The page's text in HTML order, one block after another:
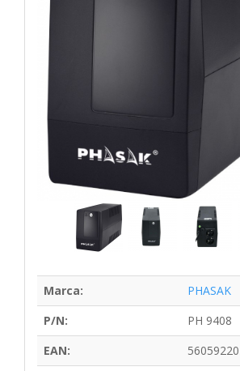
Marca:
PHASAK
P/N:
PH 9408
EAN: